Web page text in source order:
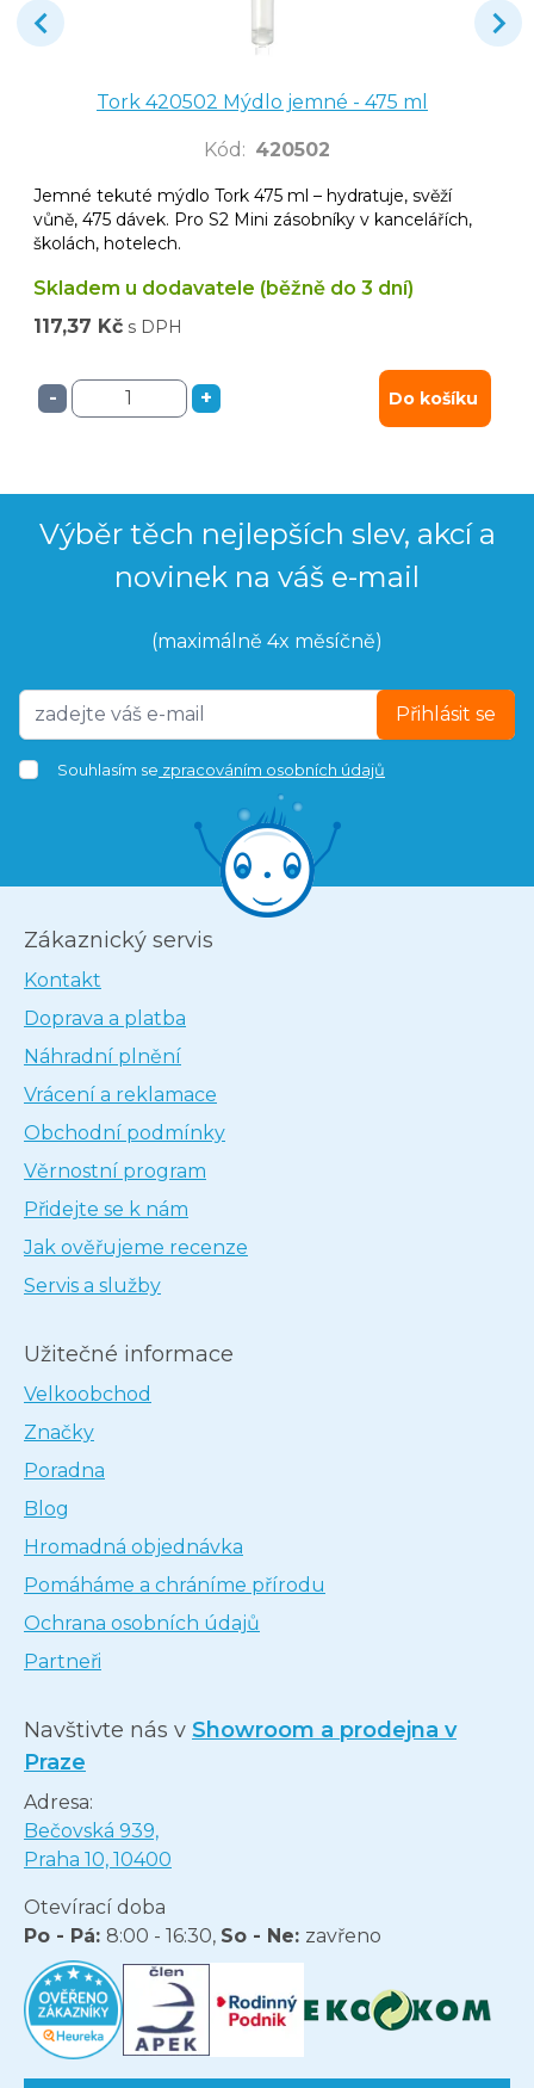
Tork 420502 Mýdlo jemné - 475 ml
Kód : 420502
Jemné tekuté mýdlo Tork 475 ml – hydratuje, svěží
vůně, 475 dávek. Pro S2 Mini zásobníky v kancelářích,
školách, hotelech.
Skladem u dodavatele (běžně do 3 dní)
117,37 Kč s DPH
- + Do košíku
Výběr těch nejlepších slev, akcí a
novinek na váš e-mail
(maximálně 4x měsíčně)
Přihlásit se
Souhlasím se zpracováním osobních údajů
Zákaznický servis
Kontakt
Doprava a platba
Náhradní plnění
Vrácení a reklamace
Obchodní podmínky
Věrnostní program
Přidejte se k nám
Jak ověřujeme recenze
Servis a služby
Užitečné informace
Velkoobchod
Značky
Poradna
Blog
Hromadná objednávka
Pomáháme a chráníme přírodu
Ochrana osobních údajů
Partneři
Navštivte nás v Showroom a prodejna v
Praze
Adresa:
Bečovská 939,
Praha 10, 10400
Otevírací doba
Po - Pá: 8:00 - 16:30, So - Ne: zavřeno